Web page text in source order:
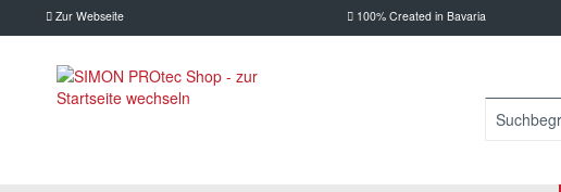
Zur Webseite 100% Created in Bavaria